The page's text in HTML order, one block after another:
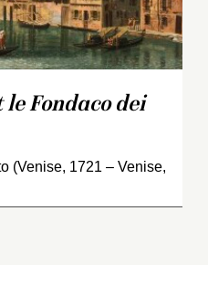
Fondaco dei
(Venise, 1721 – Venise,